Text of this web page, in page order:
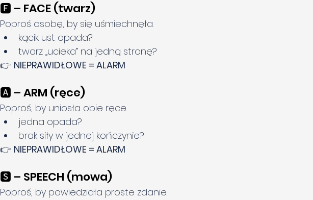
🅵 – FACE (twarz)
Poproś osobę, by się uśmiechnęła.
kącik ust opada?
twarz „ucieka” na jedną stronę?
👉 NIEPRAWIDŁOWE = ALARM
🅰 – ARM (ręce)
Poproś, by uniosła obie ręce.
jedna opada?
brak siły w jednej kończynie?
👉 NIEPRAWIDŁOWE = ALARM
🆂 – SPEECH (mowa)
Poproś, by powiedziała proste zdanie.